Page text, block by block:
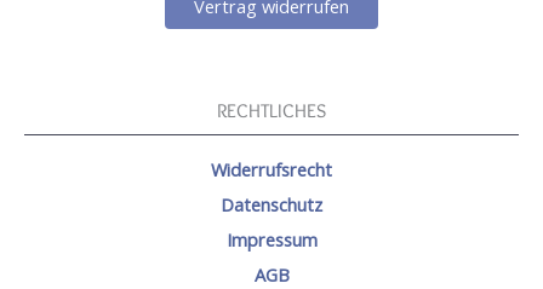
Vertrag widerrufen
RECHTLICHES
Widerrufsrecht
Datenschutz
Impressum
AGB